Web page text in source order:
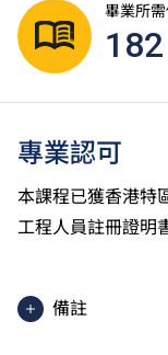
畢業所
182
專業認可
本課程已獲香港特
工程人員註冊證明
備註